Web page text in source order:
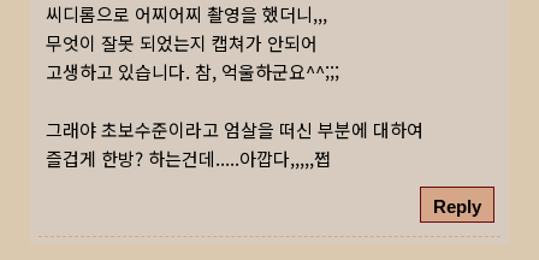
씨디롬으로 어찌어찌 촬영을 했더니,,,
무엇이 잘못 되었는지 캡쳐가 안되어
고생하고 있습니다. 참, 억울하군요^^;;;
그래야 초보수준이라고 엄살을 떠신 부분에 대하여
즐겁게 한방? 하는건데.....아깝다,,,,,쩝
Reply